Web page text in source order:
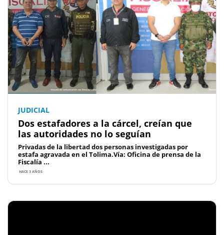
JUDICIAL
Dos estafadores a la cárcel, creían que
las autoridades no lo seguían
Privadas de la libertad dos personas investigadas por
estafa agravada en el Tolima.Vía: Oficina de prensa de la
Fiscalía ...
HACE 3 AÑOS